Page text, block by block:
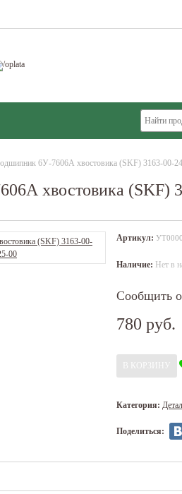
6У-7606А хвостовика (SKF) 3163-00-
хвостовика (SKF)
Артикул:
Наличие: Нет в
Сообщить
780 руб.
Категория:
Поделиться: